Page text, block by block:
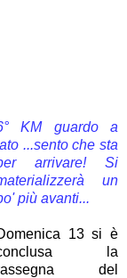
KM guardo a
...sento che sta
arrivare! Si
un
più avanti...
13 si è
la
del